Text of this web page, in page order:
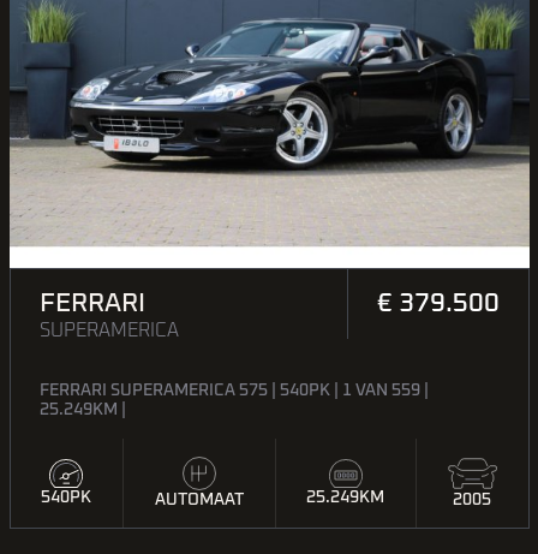
FERRARI
SUPERAMERICA
€ 379.500
FERRARI SUPERAMERICA 575 | 540PK | 1 VAN 559 |
25.249KM |
540PK AUTOMAAT 25.249KM 2005